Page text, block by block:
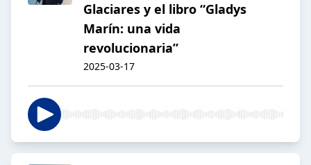
Glaciares y el libro “Gladys
Marín: una vida
revolucionaria”
2025-03-17